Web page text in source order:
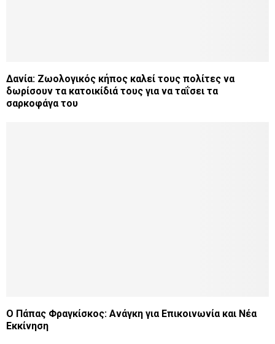
Δανία: Ζωολογικός κήπος καλεί τους πολίτες να
δωρίσουν τα κατοικίδιά τους για να ταΐσει τα
σαρκοφάγα του
Ο Πάπας Φραγκίσκος: Ανάγκη για Επικοινωνία και Νέα
Εκκίνηση